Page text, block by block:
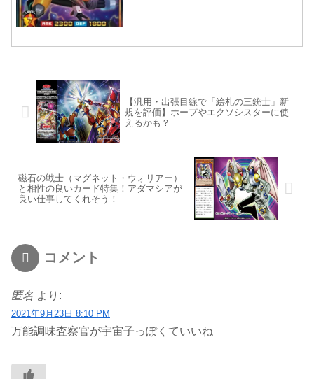
【汎用・出張目線で「絵札の三銃士」新
規を評価】ホープやエクソシスターに使
えるかも？
磁石の戦士（マグネット・ウォリアー）
と相性の良いカード特集！アダマシアが
良い仕事してくれそう！
コメント
匿名 より:
2021年9月23日 8:10 PM
万能調味査察官が宇宙子っぽくていいね